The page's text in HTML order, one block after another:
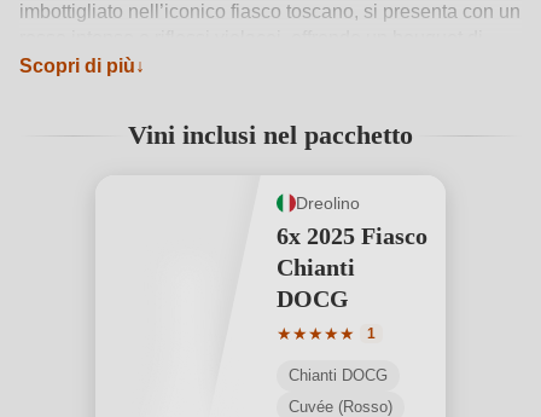
imbottigliato nell’iconico fiasco toscano, si presenta con un
fragole e lamponi freschi. Al palato, sorprende per la sua
pasto. Approfitta ora di questa offerta esclusiva!
Scopri di più
Vini inclusi nel pacchetto
Dreolino
6x 2025 Fiasco
Chianti
DOCG
★★★★★
Valutazione media di 5 su 5
1
Chianti DOCG
Cuvée (Rosso)